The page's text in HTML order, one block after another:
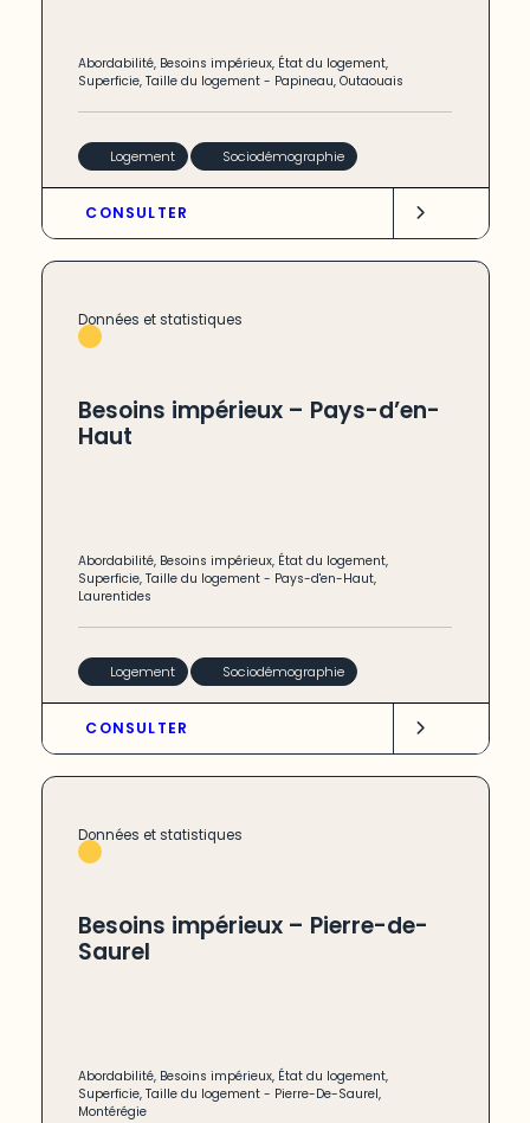
Abordabilité, Besoins impérieux, État du logement,
Superficie,Taille du logement - Papineau,Outaouais
Logement Sociodémographie
CONSULTER
Données et statistiques
Besoins impérieux – Pays-d’en-
Haut
Abordabilité, Besoins impérieux, État du logement,
Superficie,Taille du logement - Pays-d'en-Haut,
Laurentides
Logement Sociodémographie
CONSULTER
Données et statistiques
Besoins impérieux – Pierre-de-
Saurel
Abordabilité, Besoins impérieux, État du logement,
Superficie,Taille du logement - Pierre-De-Saurel,
Montérégie